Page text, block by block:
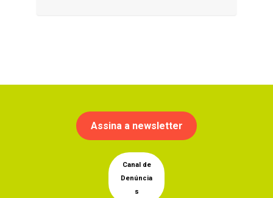
Assina a newsletter
Canal de
Denúncia
s